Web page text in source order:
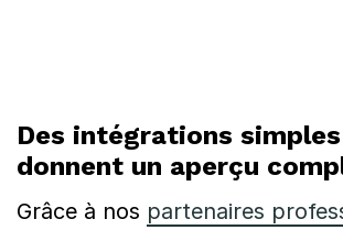
Des intégrations
donnent un aperçu
Grâce à nos partenaires